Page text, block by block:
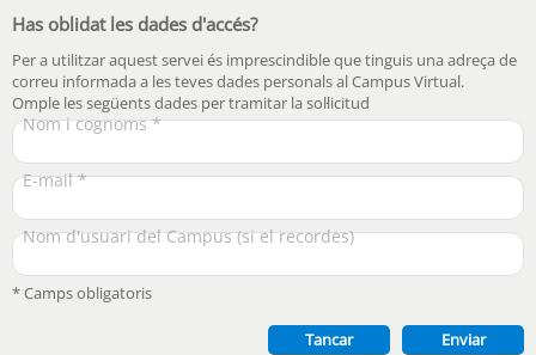
Has oblidat les dades d'accés?
Per a utilitzar aquest servei és imprescindible que tinguis una adreça de
correu informada a les teves dades personals al Campus Virtual.
Omple les següents dades per tramitar la sol·licitud
Nom i cognoms *
E-mail *
Nom d'usuari del Campus (si el recordes)
* Camps obligatoris
Enviar
Tancar